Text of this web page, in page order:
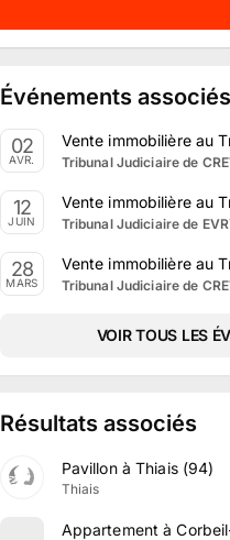
Événements associés
02
AVR.
Vente immobilière au
Tribunal Judiciaire de
12
JUIN
Vente immobilière au
Tribunal Judiciaire de
28
MARS
Vente immobilière au
Tribunal Judiciaire de
VOIR TOUS LES
Résultats associés
Pavillon à Thiais (94)
Thiais
Appartement à